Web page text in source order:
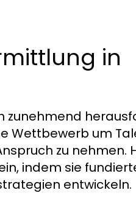
in
zunehmend
Wettbewerb um
zu nehmen.
indem sie
entwickeln.